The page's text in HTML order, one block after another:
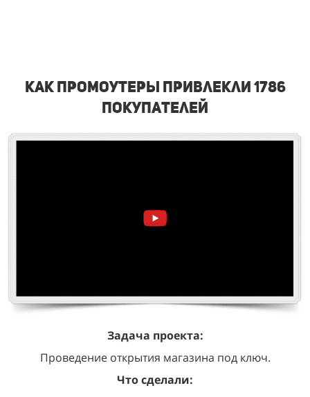
Как промоутеры привлекли 1786
покупателей
Задача проекта:
Проведение открытия магазина под ключ.
Что сделали: